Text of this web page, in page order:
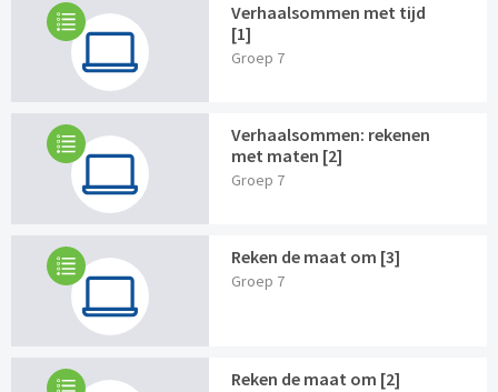
Verhaalsommen met tijd
[1]
Groep 7
Verhaalsommen: rekenen
met maten [2]
Groep 7
Reken de maat om [3]
Groep 7
Reken de maat om [2]